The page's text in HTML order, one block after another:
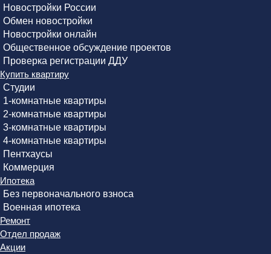
Новостройки России
Обмен новостройки
Новостройки онлайн
Общественное обсуждение проектов
Проверка регистрации ДДУ
Купить квартиру
Студии
1-комнатные квартиры
2-комнатные квартиры
3-комнатные квартиры
4-комнатные квартиры
Пентхаусы
Коммерция
Ипотека
Без первоначального взноса
Военная ипотека
Ремонт
Отдел продаж
Акции